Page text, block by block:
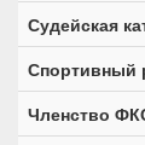
Судейская
Спортивный
Членство